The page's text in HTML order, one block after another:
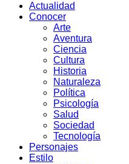
Actualidad
Conocer
Arte
Aventura
Ciencia
Cultura
Historia
Naturaleza
Política
Psicología
Salud
Sociedad
Tecnología
Personajes
Estilo